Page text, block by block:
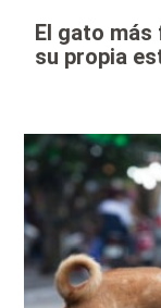
El gato
su propia